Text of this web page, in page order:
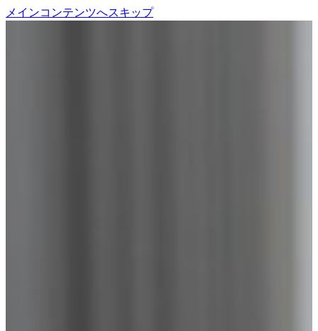
メインコンテンツへスキップ